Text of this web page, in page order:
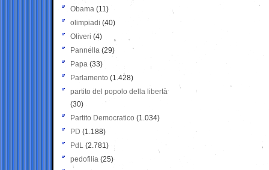
Obama (11)
olimpiadi (40)
Oliveri (4)
Pannella (29)
Papa (33)
Parlamento (1.428)
partito del popolo della libertà
(30)
Partito Democratico (1.034)
PD (1.188)
PdL (2.781)
pedofilia (25)